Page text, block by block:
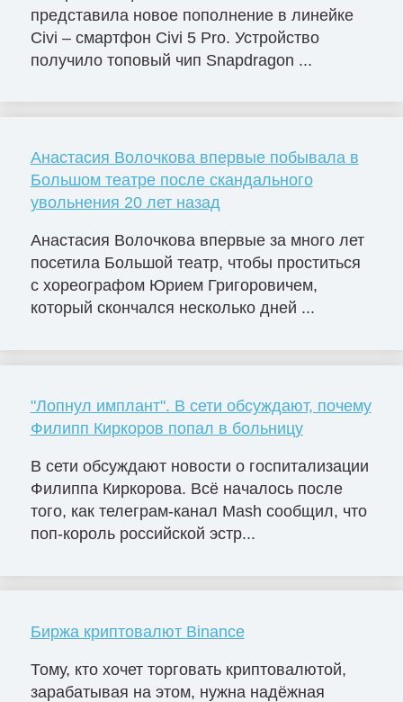
представила новое пополнение в линейке
Civi – смартфон Civi 5 Pro. Устройство
получило топовый чип Snapdragon ...
Анастасия Волочкова впервые побывала в
Большом театре после скандального
увольнения 20 лет назад
Анастасия Волочкова впервые за много лет
посетила Большой театр, чтобы проститься
с хореографом Юрием Григоровичем,
который скончался несколько дней ...
"Лопнул имплант". В сети обсуждают, почему
Филипп Киркоров попал в больницу
В сети обсуждают новости о госпитализации
Филиппа Киркорова. Всё началось после
того, как телеграм-канал Mash сообщил, что
поп-король российской эстр...
Биржа криптовалют Binance
Тому, кто хочет торговать криптовалютой,
зарабатывая на этом, нужна надёжная